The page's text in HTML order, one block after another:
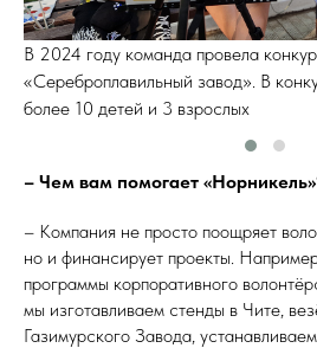
В 2024 году команда провела
«Сереброплавильный завод». В
более 10 детей и 3 взрослых
– Чем вам помогает
– Компания не просто поощряет
но и финансирует проекты.
программы корпоративного
мы изготавливаем стенды в Чите,
Газимурского Завода,